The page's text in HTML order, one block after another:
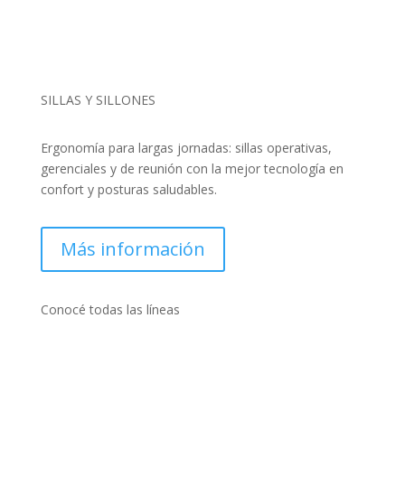
SILLAS Y SILLONES
Ergonomía para largas jornadas: sillas operativas,
gerenciales y de reunión con la mejor tecnología en
confort y posturas saludables.
Más información
Conocé todas las líneas